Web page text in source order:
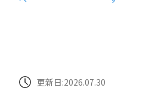
更新日:2026.07.30